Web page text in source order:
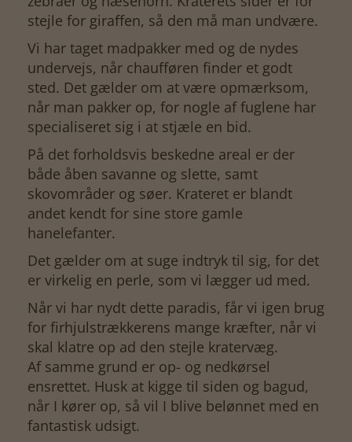
stejle for giraffen, så den må man undvære.
Vi har taget madpakker med og de nydes
undervejs, når chaufføren finder et godt
sted. Det gælder om at være opmærksom,
når man pakker op, for nogle af fuglene har
specialiseret sig i at stjæle en bid.
På det forholdsvis beskedne areal er der
både åben savanne og slette, samt
skovområder og søer. Krateret er blandt
andet kendt for sine store gamle
hanelefanter.
Det gælder om at suge indtryk til sig, for det
er virkelig en perle, som vi lægger ud med.
Når vi har nydt dette paradis, får vi igen brug
for firhjulstrækkerens mange kræfter, når vi
skal klatre op ad den stejle kratervæg.
Af samme grund er op- og nedkørsel
ensrettet. Husk at kigge til siden og bagud,
når I kører op, så vil I blive belønnet med en
fantastisk udsigt.